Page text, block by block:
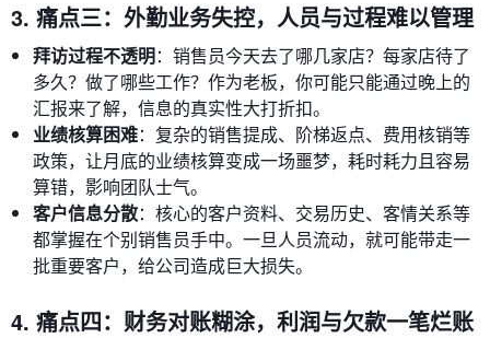
3. 痛点三：外勤业务失控，人员与过程难以管理
拜访过程不透明：销售员今天去了哪几家店？每家店待了
多久？做了哪些工作？作为老板，你可能只能通过晚上的
汇报来了解，信息的真实性大打折扣。
业绩核算困难：复杂的销售提成、阶梯返点、费用核销等
政策，让月底的业绩核算变成一场噩梦，耗时耗力且容易
算错，影响团队士气。
客户信息分散：核心的客户资料、交易历史、客情关系等
都掌握在个别销售员手中。一旦人员流动，就可能带走一
批重要客户，给公司造成巨大损失。
4. 痛点四：财务对账糊涂，利润与欠款一笔烂账